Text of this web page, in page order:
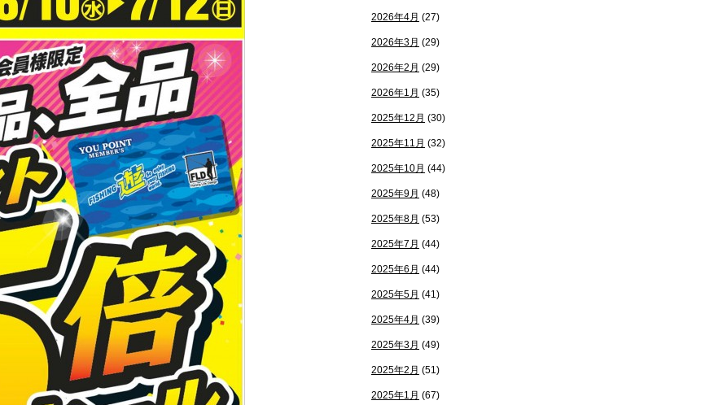
2026年4月 (27)
2026年3月 (29)
2026年2月 (29)
2026年1月 (35)
2025年12月 (30)
2025年11月 (32)
2025年10月 (44)
2025年9月 (48)
2025年8月 (53)
2025年7月 (44)
2025年6月 (44)
2025年5月 (41)
2025年4月 (39)
2025年3月 (49)
2025年2月 (51)
2025年1月 (67)